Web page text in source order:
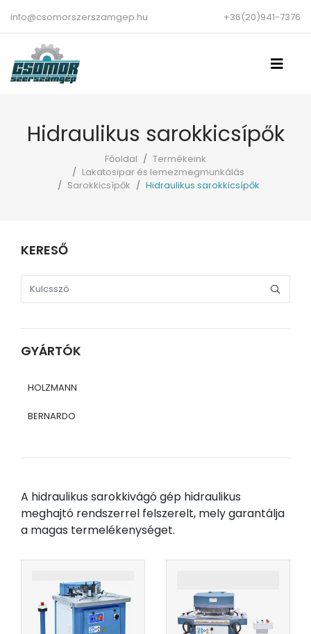
info@csomorszerszamgep.hu +36(20)941-7376
Hidraulikus sarokkicsípők
Főoldal
Termékeink
Lakatosipar és lemezmegmunkálás
Sarokkicsípők
Hidraulikus sarokkicsípők
KERESŐ
GYÁRTÓK
HOLZMANN
BERNARDO
A hidraulikus sarokkivágó gép hidraulikus
meghajtó rendszerrel felszerelt, mely garantálja
a magas termelékenységet.